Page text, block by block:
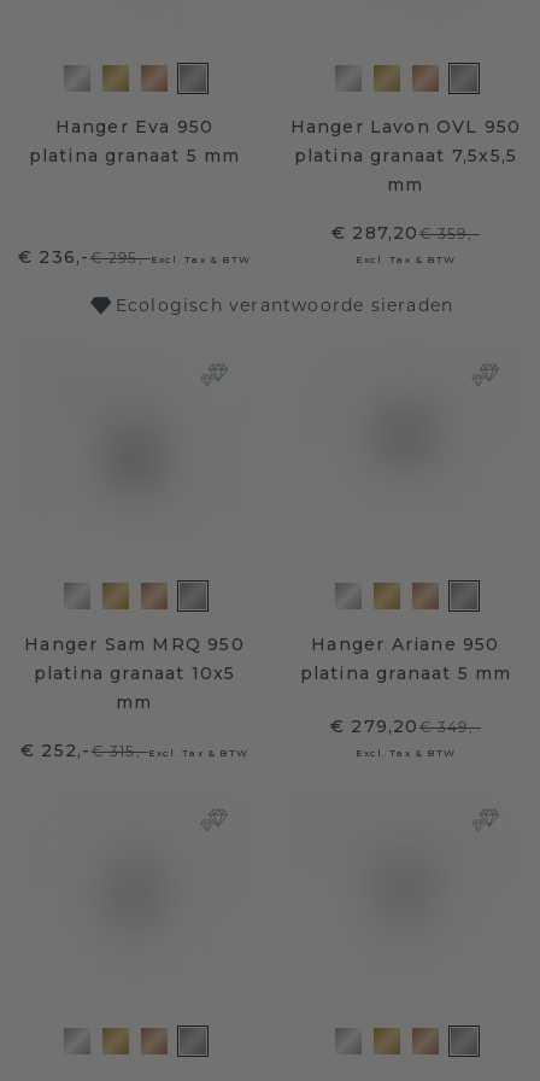
Hanger Eva 950
platina granaat 5 mm
€ 236,-€ 295,-Excl. Tax & BTW
Hanger Lavon OVL 950
platina granaat 7,5x5,5
mm
€ 287,20€ 359,-
Excl. Tax & BTW
Ecologisch verantwoorde sieraden
Hanger Sam MRQ 950
platina granaat 10x5
mm
€ 252,-€ 315,-Excl. Tax & BTW
Hanger Ariane 950
platina granaat 5 mm
€ 279,20€ 349,-
Excl. Tax & BTW